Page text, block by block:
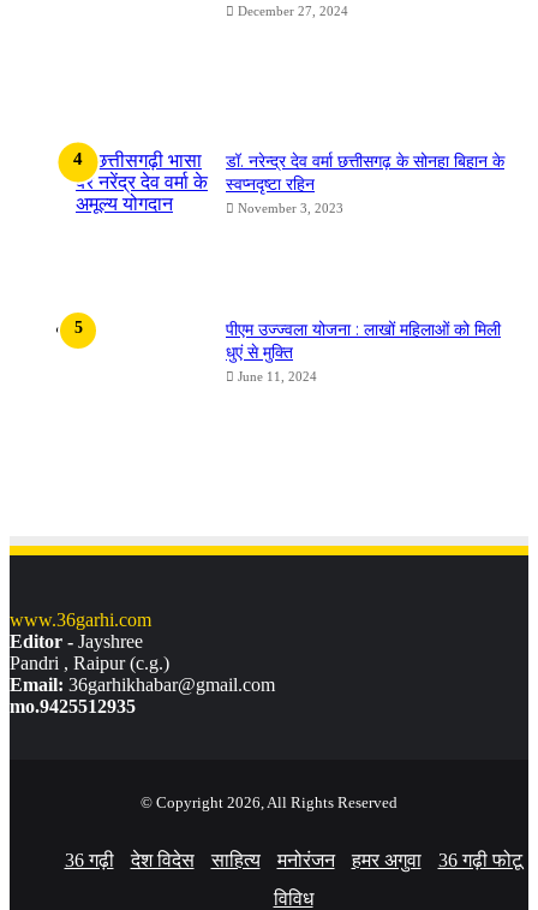
December 27, 2024
डॉ. नरेन्द्र देव वर्मा छत्तीसगढ़ के सोनहा बिहान के
स्वप्नदृष्टा रहिन
November 3, 2023
पीएम उज्ज्वला योजना : लाखों महिलाओं को मिली
धुएं से मुक्ति
June 11, 2024
www.36garhi.com
Editor - Jayshree
Pandri , Raipur (c.g.)
Email: 36garhikhabar@gmail.com
mo.9425512935
© Copyright 2026, All Rights Reserved
36 गढ़ी देश विदेस साहित्य मनोरंजन हमर अगुवा
36 गढ़ी फोटू
विविध